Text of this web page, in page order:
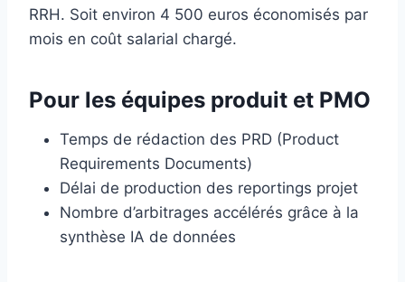
RRH. Soit environ 4 500 euros économisés par
mois en coût salarial chargé.
Pour les équipes produit et PMO
Temps de rédaction des PRD (Product
Requirements Documents)
Délai de production des reportings projet
Nombre d’arbitrages accélérés grâce à la
synthèse IA de données